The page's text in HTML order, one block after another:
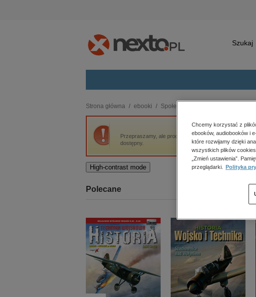
Szukaj
budownictwo, aranżacja wnętrz
biznesowe, branżowe, gospodarka
darmowe wydania
dzienniki
edukacja
komputery, internet, technologie,
inne
religie
Strona główna ebooki Społeczeństwo
Przepraszamy, ale produkt „Modele (systemy)
dostępny.
High-contrast mode
Polecane
Chcemy korzystać z
ebooków, audiobooków i
które rozwijamy dzięki
wszystkich plików
„Zmień ustawienia”.
przeglądarki.
Polityka